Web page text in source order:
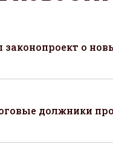
о
должники